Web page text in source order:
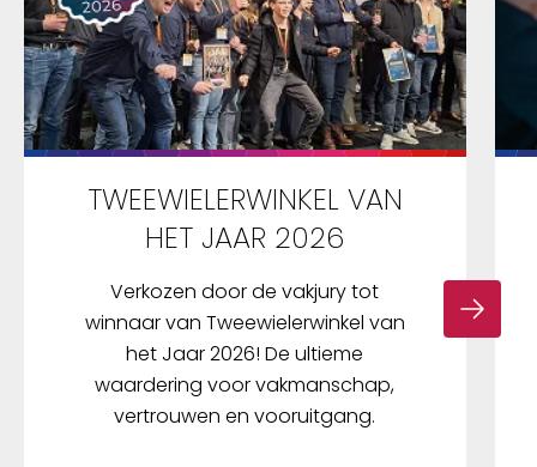
TWEEWIELERWINKEL VAN
HET JAAR 2026
Verkozen door de vakjury tot
winnaar van Tweewielerwinkel van
het Jaar 2026! De ultieme
waardering voor vakmanschap,
vertrouwen en vooruitgang.